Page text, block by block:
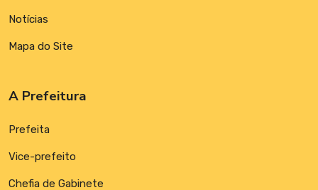
Notícias
Mapa do Site
A Prefeitura
Prefeita
Vice-prefeito
Chefia de Gabinete